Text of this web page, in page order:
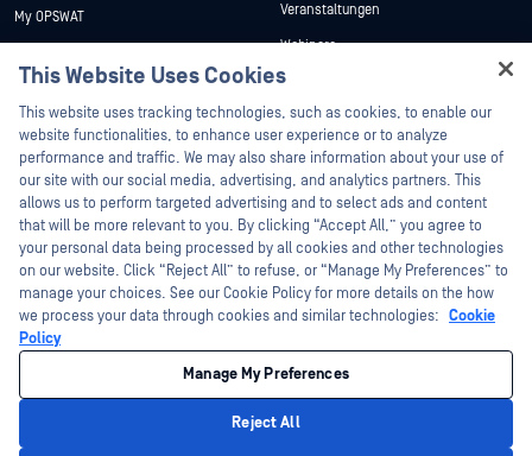
My OPSWAT
Ausbildung
Programm zur Behebung von
Sicherheitslücken
Partner
Zertifizierung
Technologie-Partner
Partner Programm
Veranstaltungen
Webinare
Datenblätter
Weiße Papiere
Kostenlose Tools
©2026 OPSWAT . Alle Rechte vorbehalten. OPSWAT, MetaDefender, Metascan,
MetaAccess, das OPSWAT , Trust no File. Trust No Device., OPSWAT , Protecting the
World's Critical Infrastructure, Deep CDR™ Technology, InQuest, das InQuest-Logo,
DFI, RetroHunt, Deep File Inspection und Join the Hunt sind Marken von OPSWAT .
Marken von Drittanbietern sind Eigentum ihrer jeweiligen Inhaber.
Cookie-Präferenzen verwalten
Entscheidungen zum Datenschutz in Kalifornien
This Website Uses Cookies
This website uses tracking technologies, such as cookies, to enable our
website functionalities, to enhance user experience or to analyze
performance and traffic. We may also share information about your use of
our site with our social media, advertising, and analytics partners. This
allows us to perform targeted advertising and to select ads and content
that will be more relevant to you. By clicking “Accept All,” you agree to
your personal data being processed by all cookies and other technologies
on our website. Click “Reject All” to refuse, or “Manage My Preferences” to
manage your choices. See our Cookie Policy for more details on the how
we process your data through cookies and similar technologies: Cookie
Policy
Manage My Preferences
Reject All
Hey there!
I'm Ozzy, your OPSWAT virtual assistant.
How can I help you secure what's critical
today?